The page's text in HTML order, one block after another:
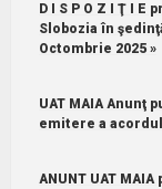
D I S P O Z I Ţ I
Slobozia în
Octombrie 2025 »
UAT MAIA Anunţ
emitere a
ANUNT UAT